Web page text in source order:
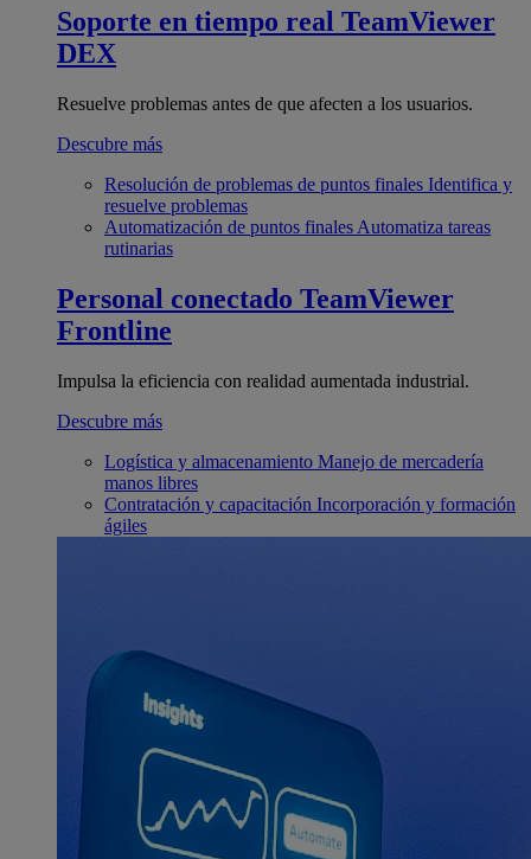
Soporte en tiempo real TeamViewer
DEX
Resuelve problemas antes de que afecten a los usuarios.
Descubre más
Resolución de problemas de puntos finales Identifica y
resuelve problemas
Automatización de puntos finales Automatiza tareas
rutinarias
Personal conectado TeamViewer
Frontline
Impulsa la eficiencia con realidad aumentada industrial.
Descubre más
Logística y almacenamiento Manejo de mercadería
manos libres
Contratación y capacitación Incorporación y formación
ágiles